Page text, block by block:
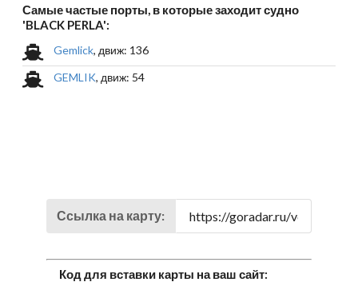
Самые частые порты, в которые заходит судно
'BLACK PERLA':
Gemlick, движ: 136
GEMLIK, движ: 54
Ссылка на карту:
Код для вставки карты на ваш сайт: